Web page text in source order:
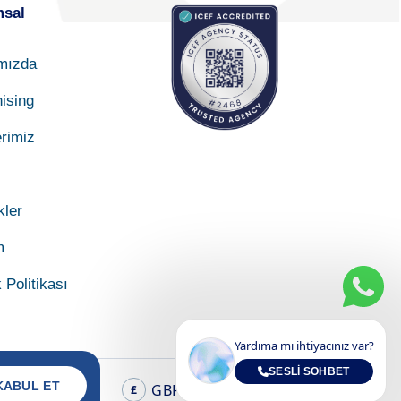
Yardıma mı ihtiyacınız var?
SESLI SOHBET
£ GBP TR
ET